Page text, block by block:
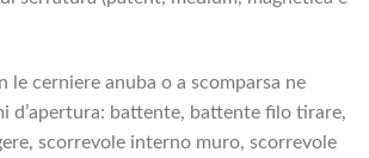
le cerniere anuba o a scomparsa ne
d’apertura: battente, battente filo tirare,
scorrevole interno muro, scorrevole